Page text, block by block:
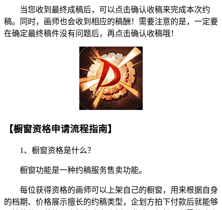
当您收到最终成稿后，可以点击确认收稿来完成本次约
稿。同时，画师也会收到相应的稿酬！需要注意的是，一定要
在确定最终稿件没有问题后，再点击确认收稿哦！
【橱窗资格申请流程指南】
1、橱窗资格是什么？
橱窗功能是一种约稿服务售卖功能。
每位获得资格的画师可以上架自己的橱窗，用来根据自身
的档期、价格展示擅长的约稿类型，企划方拍下付款后就能够